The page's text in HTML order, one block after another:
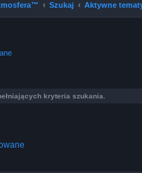
Szukaj Aktywne
kryteria szukania.